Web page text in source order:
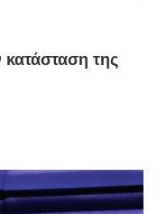
κατάσταση της